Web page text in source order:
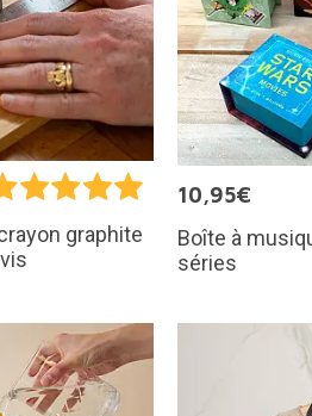
graphite
10,95€
Boîte à
séries